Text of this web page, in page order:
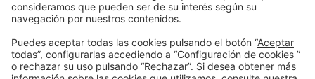
saludableVivienda Social